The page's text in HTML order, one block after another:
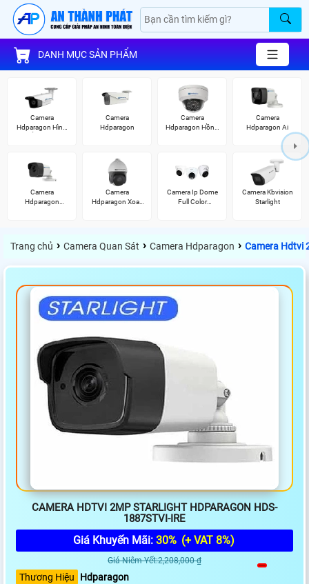
DANH MỤC SẢN PHẨM
Camera
Hdparagon Hình
Camera
Hdparagon
Camera
Hdparagon Hồng
Camera
Hdparagon Ai
Camera
Hdparagon
Camera
Hdparagon Xoay
Camera Ip Dome
Full Color
Camera Kbvision
Starlight
Trang chủ › Camera Quan Sát › Camera Hdparagon › Camera Hdtvi
CAMERA HDTVI 2MP STARLIGHT HDPARAGON HDS-
1887STVI-IRE
Giá Khuyến Mãi: 30% (+ VAT 8%)
Giá Niêm Yết:2,208,000 ₫
Thương Hiệu
Hdparagon